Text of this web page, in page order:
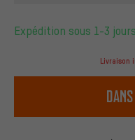
Expédition sous 1-3
Livraison